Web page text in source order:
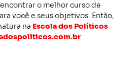
o melhor curso de
você e seus objetivos. Então,
na Escola dos Políticos